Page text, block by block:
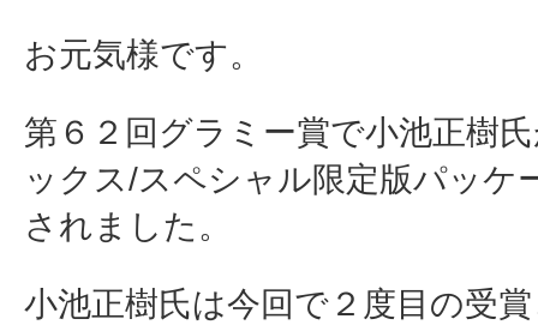
お元気様です。
第６２回グラミー賞で小池正樹
ックス/スペシャル限定版パッケ
されました。
小池正樹氏は今回で２度目の受